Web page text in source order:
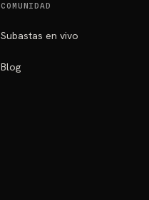
COMUNIDAD
Subastas en vivo
Blog